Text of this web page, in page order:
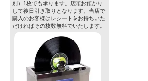
別）1枚でも承ります。店頭お預かり
して後日引き取りとなります。当店で
購入のお客様はレシートをお持ちいた
だければその枚数無料でいたします。